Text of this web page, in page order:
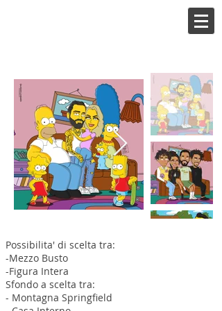
Possibilita' di scelta tra:
-Mezzo Busto
-Figura Intera
Sfondo a scelta tra:
- Montagna Springfield